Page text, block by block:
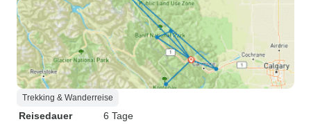
Trekking & Wanderreise
Reisedauer
6 Tage